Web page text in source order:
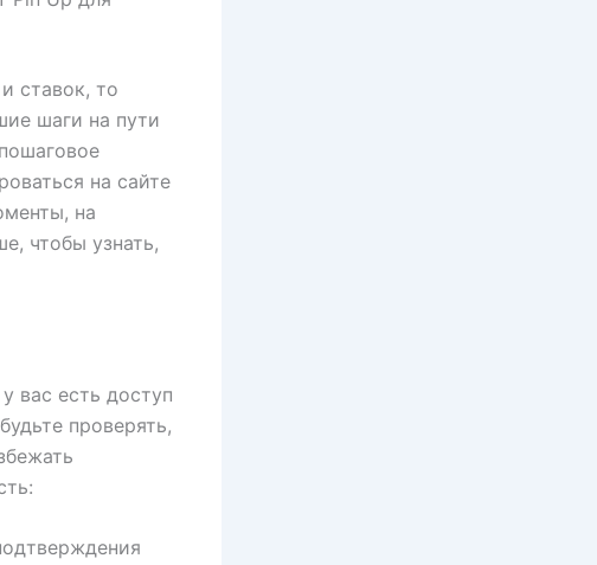
ставок, то
шаги на пути
на сайте
на
чтобы узнать,
вас есть доступ
проверять,